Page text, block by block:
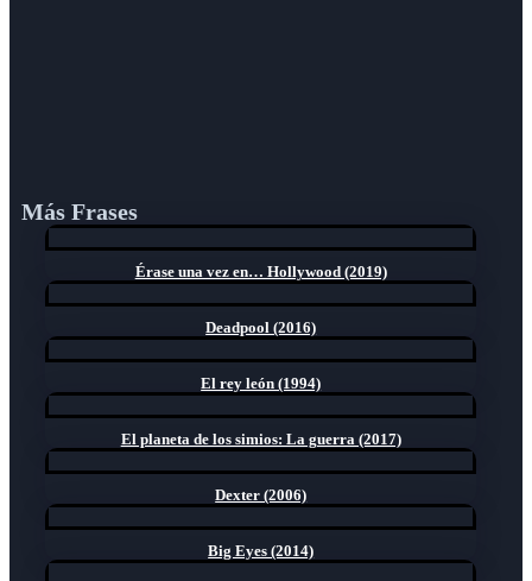
Más Frases
Érase una vez en… Hollywood (2019)
Deadpool (2016)
El rey león (1994)
El planeta de los simios: La guerra (2017)
Dexter (2006)
Big Eyes (2014)